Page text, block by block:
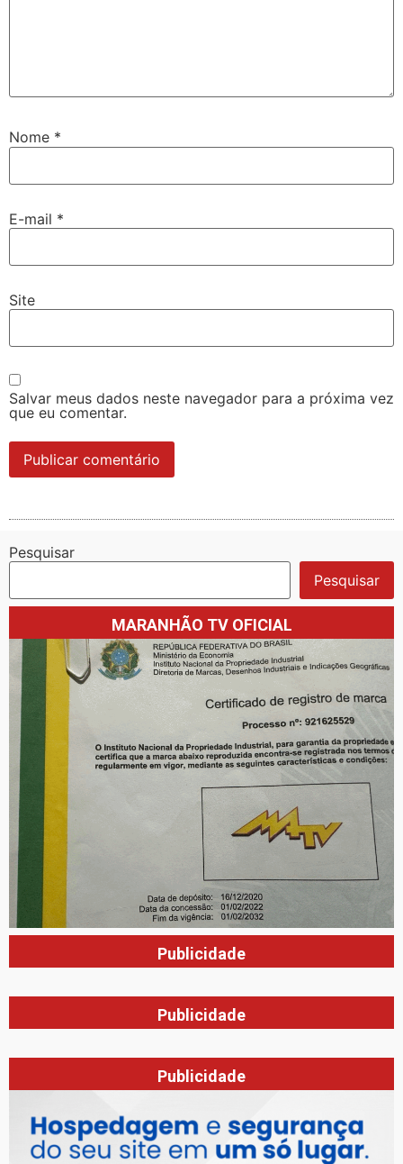
Nome *
E-mail *
Site
Salvar meus dados neste navegador para a próxima vez
que eu comentar.
Pesquisar
Pesquisar
MARANHÃO TV OFICIAL
Publicidade
Publicidade
Publicidade